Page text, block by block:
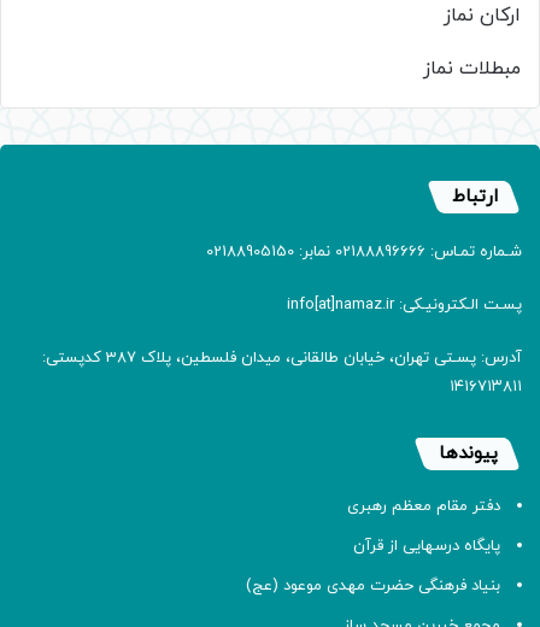
ارکان نماز
مبطلات نماز
ارتباط
شـماره تمـاس: 02188896666 نمابر: 02188905150
پسـت الـکترونیـکی: info[at]namaz.ir
آدرس: پسـتی تهران، خیابان طالقانی، میدان فلسطین، پلاک 387 کدپستی:
۱۴۱۶۷۱۳۸۱۱
پیوندها
دفتر مقام معظم رهبری
پایگاه درسهایی از قرآن
بنیاد فرهنگی حضرت مهدی موعود (عج)